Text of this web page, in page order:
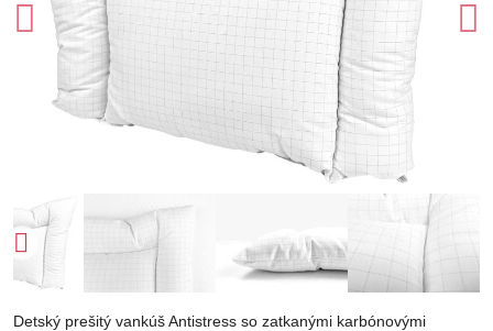
Detský prešitý vankúš Antistress so zatkanými karbónovými